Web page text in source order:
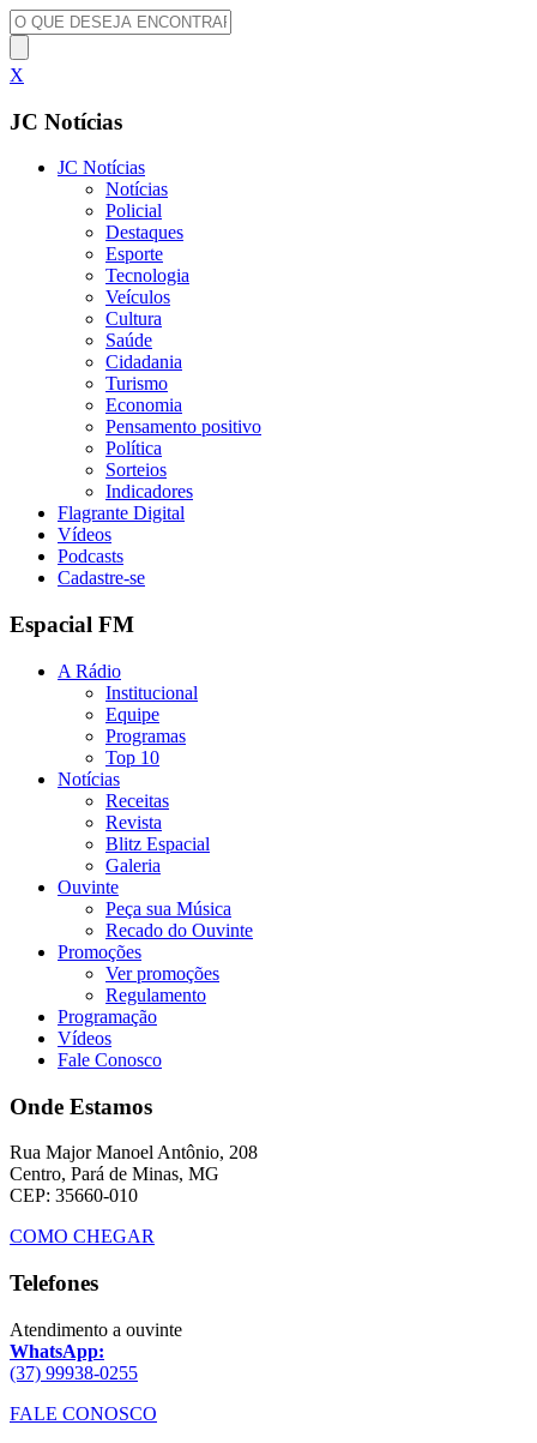
X
JC Notícias
JC Notícias
Notícias
Policial
Destaques
Esporte
Tecnologia
Veículos
Cultura
Saúde
Cidadania
Turismo
Economia
Pensamento positivo
Política
Sorteios
Indicadores
Flagrante Digital
Vídeos
Podcasts
Cadastre-se
Espacial FM
A Rádio
Institucional
Equipe
Programas
Top 10
Notícias
Receitas
Revista
Blitz Espacial
Galeria
Ouvinte
Peça sua Música
Recado do Ouvinte
Promoções
Ver promoções
Regulamento
Programação
Vídeos
Fale Conosco
Onde Estamos
Rua Major Manoel Antônio, 208
Centro, Pará de Minas, MG
CEP: 35660-010
COMO CHEGAR
Telefones
Atendimento a ouvinte
WhatsApp:
(37) 99938-0255
FALE CONOSCO